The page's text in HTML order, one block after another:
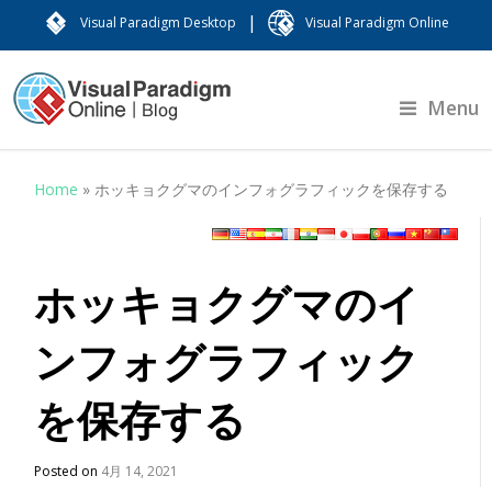
Visual Paradigm Desktop | Visual Paradigm Online
Menu
Home »ホッキョクグマのインフォグラフィックを保存する
ホッキョクグマのイ
ンフォグラフィック
を保存する
Posted on 4月 14, 2021